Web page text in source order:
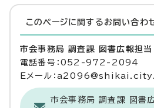
このページに関する お問い合わ
市会事務局 調査課 図書広報担当
電話番号：052-972-2094
Eメール：
市会事務局 調査課 図書